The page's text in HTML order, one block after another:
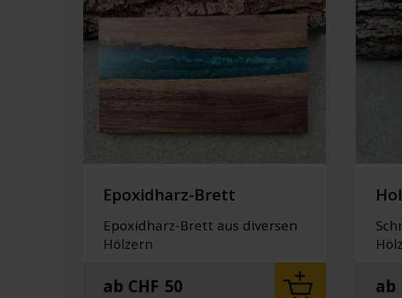
Epoxidharz-Brett
Epoxidharz-Brett aus diversen
Hölzern
ab CHF 50 ab